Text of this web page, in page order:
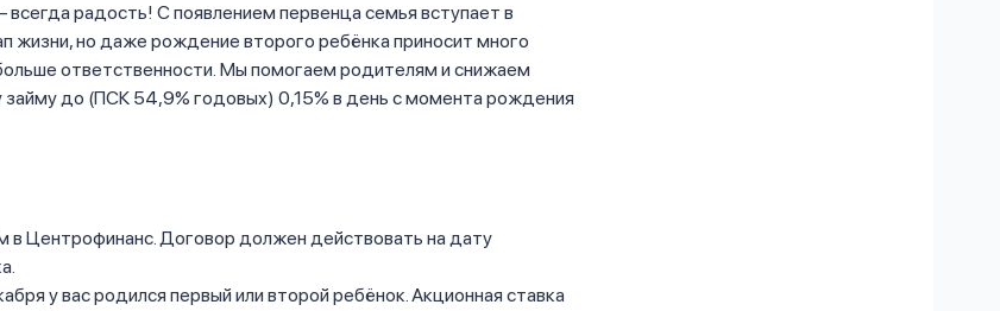
радость! С появлением первенца семья вступает в
жизни, но даже рождение второго ребёнка приносит много
ответственности. Мы помогаем родителям и снижаем
займу до (ПСК 54,9% годовых) 0,15% в день с момента рождения
в Центрофинанс. Договор должен действовать на дату
у вас родился первый или второй ребёнок. Акционная ставка